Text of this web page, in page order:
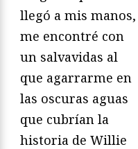
llegó a mis manos,
me encontré con
un salvavidas al
que agarrarme en
las oscuras aguas
que cubrían la
historia de Willie